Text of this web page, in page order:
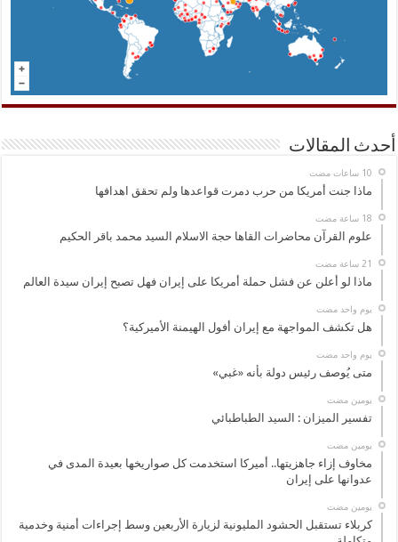
أحدث المقالات
ماذا جنت أمريكا من حرب دمرت قواعدها ولم تحقق اهدافها
علوم القرآن محاضرات القاها حجة الاسلام السيد محمد باقر الحكيم
ماذا لو أعلن عن فشل حملة أمريكا على إيران فهل تصبح إيران سيدة العالم
‏يوم واحد مضت
هل تكشف المواجهة مع إيران أفول الهيمنة الأميركية؟
‏يوم واحد مضت
متى يُوصف رئيس دولة بأنه «غبي»
‏يومين مضت
تفسير الميزان : السيد الطباطبائي
‏يومين مضت
مخاوف إزاء جاهزيتها.. أميركا استخدمت كل صواريخها بعيدة المدى في
عدوانها على إيران
‏يومين مضت
كربلاء تستقبل الحشود المليونية لزيارة الأربعين وسط إجراءات أمنية وخدمية